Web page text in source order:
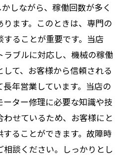
しながら、稼働回数が多く
ます。このときは、専門の
ることが重要です。当店
ラブルに対応し、機械の稼働
て、お客様から信頼される
年営業しています。当店の
ター修理に必要な知識や技
せているため、お客様にと
ることができます。故障時
談ください。しっかりとし